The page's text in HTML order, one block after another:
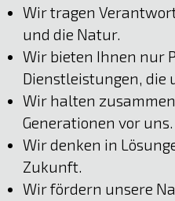
Wir tragen
und die Natur.
Wir bieten Ihnen nur
Dienstleistungen, die
Wir halten
Generationen vor uns.
Wir denken in
Zukunft.
Wir fördern unsere